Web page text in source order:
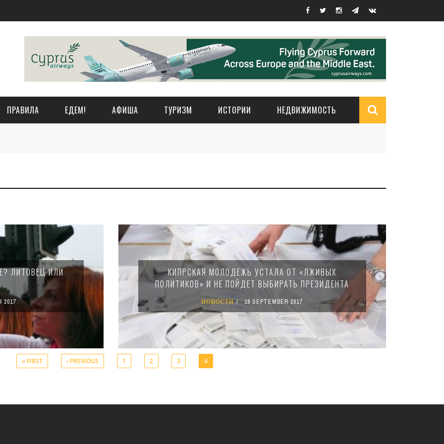
ПРАВИЛА ЕДЕМ! АФИША ТУРИЗМ ИСТОРИИ НЕДВИЖИМОСТЬ
ЛИТОВЕЦ ИЛИ
2017
КИПРСКАЯ МОЛОДЕЖЬ УСТАЛА ОТ «ЛЖИВЫХ
ПОЛИТИКОВ» И НЕ ПОЙДЕТ ВЫБИРАТЬ ПРЕЗИДЕНТА
НОВОСТИ 19 SEPTEMBER 2017
« FIRST ‹ PREVIOUS 1 2 3 4